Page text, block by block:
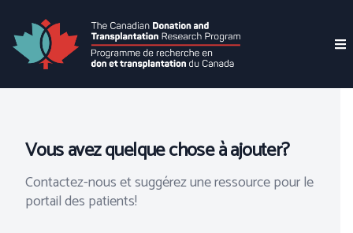
Vous avez quelque chose à ajouter?
Contactez-nous et suggérez une ressource pour le
portail des patients!